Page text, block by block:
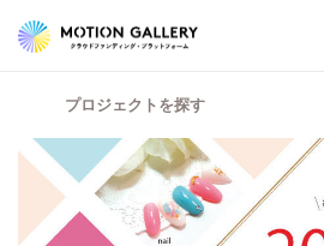
プロジェクトを探す